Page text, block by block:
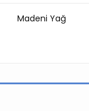
Madeni Yağ